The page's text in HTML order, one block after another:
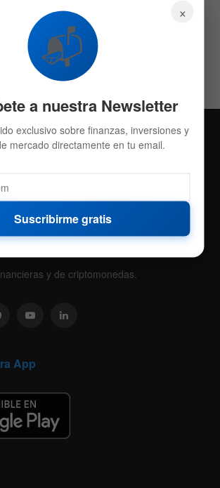
4.7k
Followers
y de criptomonedas.
App
×
📬
a nuestra Newsletter
exclusivo sobre finanzas, inversiones y
mercado directamente en tu email.
Suscribirme gratis